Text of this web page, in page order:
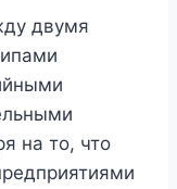
двумя
на то, что